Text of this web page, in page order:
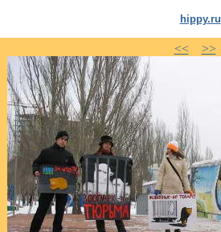
hippy.ru
<< >>